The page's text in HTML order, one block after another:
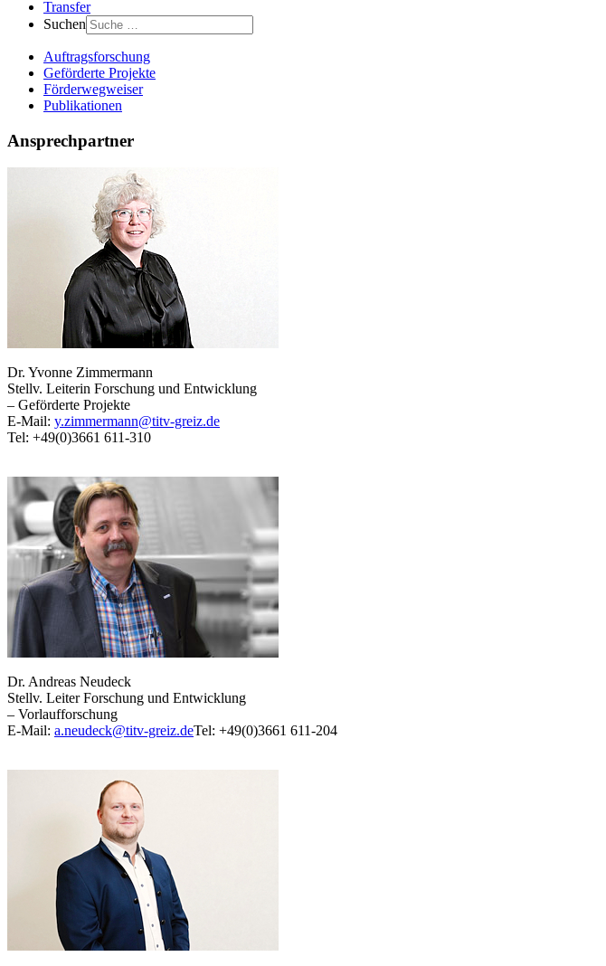
Transfer
Suchen
Auftragsforschung
Geförderte Projekte
Förderwegweiser
Publikationen
Ansprechpartner
Dr. Yvonne Zimmermann
Stellv. Leiterin Forschung und Entwicklung
– Geförderte Projekte
E-Mail: y.zimmermann@titv-greiz.de
Tel: +49(0)3661 611-310
Dr. Andreas Neudeck
Stellv. Leiter Forschung und Entwicklung
– Vorlaufforschung
E-Mail: a.neudeck@titv-greiz.deTel: +49(0)3661 611-204